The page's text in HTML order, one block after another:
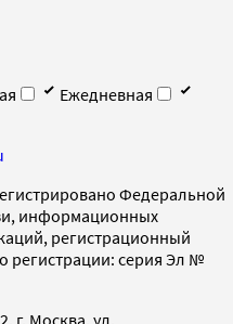
Ежедневная
Федеральной
информационных
регистрационный
регистрации: серия Эл №
г. Москва, ул.